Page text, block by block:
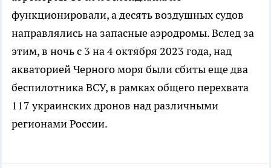
функционировали, а десять воздушных судов
направлялись на запасные аэродромы. Вслед за
этим, в ночь с 3 на 4 октября 2023 года, над
акваторией Черного моря были сбиты еще два
беспилотника ВСУ, в рамках общего перехвата
117 украинских дронов над различными
регионами России.